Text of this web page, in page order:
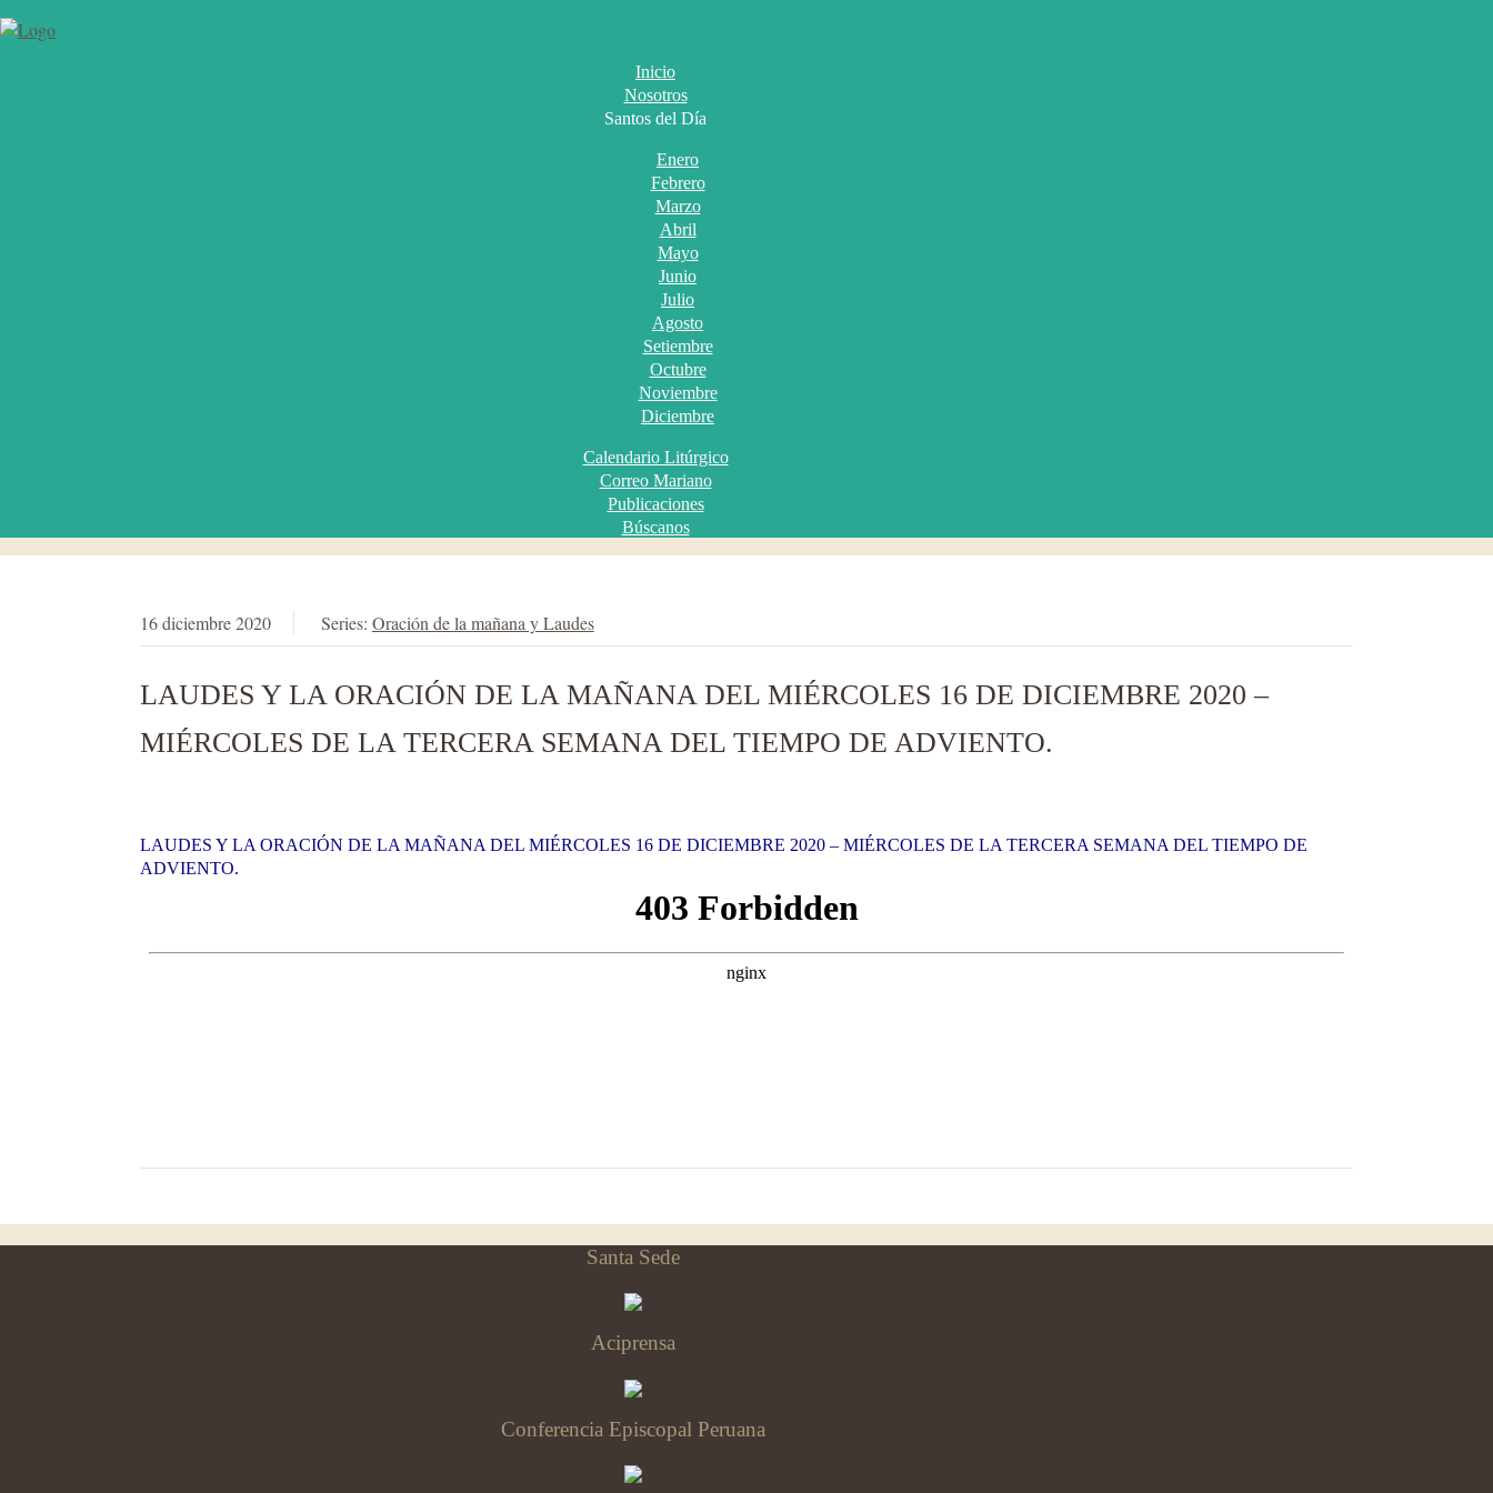
Inicio
Nosotros
Santos del Día
Enero
Febrero
Marzo
Abril
Mayo
Junio
Julio
Agosto
Setiembre
Octubre
Noviembre
Diciembre
Calendario Litúrgico
Correo Mariano
Publicaciones
Búscanos
16 diciembre 2020 Series: Oración de la mañana y Laudes
LAUDES Y LA ORACIÓN DE LA MAÑANA DEL MIÉRCOLES 16 DE DICIEMBRE 2020 –
MIÉRCOLES DE LA TERCERA SEMANA DEL TIEMPO DE ADVIENTO.
LAUDES Y LA ORACIÓN DE LA MAÑANA DEL MIÉRCOLES 16 DE DICIEMBRE 2020 – MIÉRCOLES DE LA TERCERA SEMANA DEL TIEMPO DE
ADVIENTO.
Santa Sede
Aciprensa
Conferencia Episcopal Peruana